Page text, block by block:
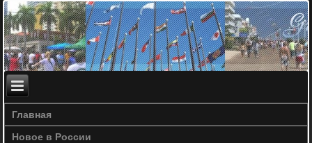
Главная
Новое в России